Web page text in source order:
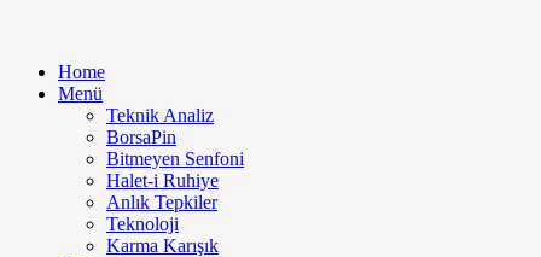
Home
Menü
Teknik Analiz
BorsaPin
Bitmeyen Senfoni
Halet-i Ruhiye
Anlık Tepkiler
Teknoloji
Karma Karışık